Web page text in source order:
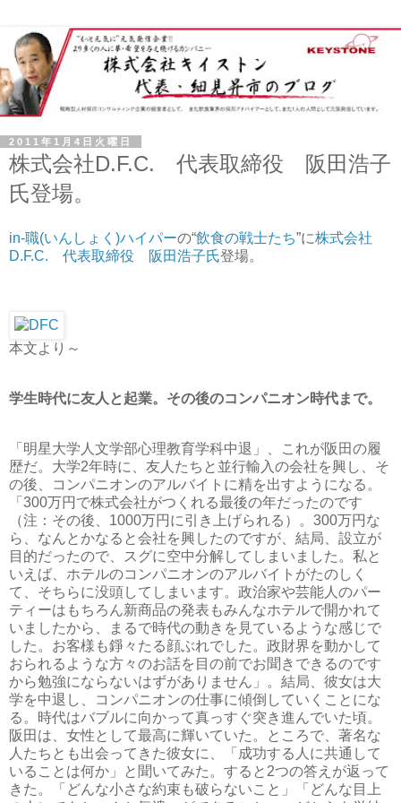
2011年1月4日火曜日
株式会社D.F.C. 代表取締役 阪田浩子
氏登場。
in-職(いんしょく)ハイパーの“飲食の戦士たち”に株式会社
D.F.C. 代表取締役 阪田浩子氏登場。
本文より～
学生時代に友人と起業。その後のコンパニオン時代まで。
「明星大学人文学部心理教育学科中退」、これが阪田の履
歴だ。大学2年時に、友人たちと並行輸入の会社を興し、そ
の後、コンパニオンのアルバイトに精を出すようになる。
「300万円で株式会社がつくれる最後の年だったのです
（注：その後、1000万円に引き上げられる）。300万円な
ら、なんとかなると会社を興したのですが、結局、設立が
目的だったので、スグに空中分解してしまいました。私と
いえば、ホテルのコンパニオンのアルバイトがたのしく
て、そちらに没頭してしまいます。政治家や芸能人のパー
ティーはもちろん新商品の発表もみんなホテルで開かれて
いましたから、まるで時代の動きを見ているような感じで
した。お客様も錚々たる顔ぶれでした。政財界を動かして
おられるような方々のお話を目の前でお聞きできるのです
から勉強にならないはずがありません」。結局、彼女は大
学を中退し、コンパニオンの仕事に傾倒していくことにな
る。時代はバブルに向かって真っすぐ突き進んでいた頃。
阪田は、女性として最高に輝いていた。ところで、著名な
人たちとも出会ってきた彼女に、「成功する人に共通して
いることは何か」と聞いてみた。すると2つの答えが返って
きた。「どんな小さな約束も破らないこと」「どんな目上